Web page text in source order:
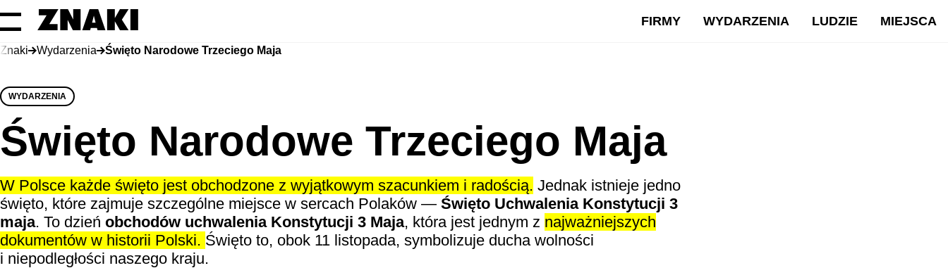
FIRMY WYDARZENIA LUDZIE MIEJSCA
Znaki Wydarzenia Święto Narodowe Trzeciego Maja
WYDARZENIA
Święto Narodowe Trzeciego Maja
W Polsce każde święto jest obchodzone z wyjątkowym szacunkiem i radością. Jednak istnieje jedno
święto, które zajmuje szczególne miejsce w sercach Polaków — Święto Uchwalenia Konstytucji 3
maja. To dzień obchodów uchwalenia Konstytucji 3 Maja, która jest jednym z najważniejszych
dokumentów w historii Polski. Święto to, obok 11 listopada, symbolizuje ducha wolności
i niepodległości naszego kraju.